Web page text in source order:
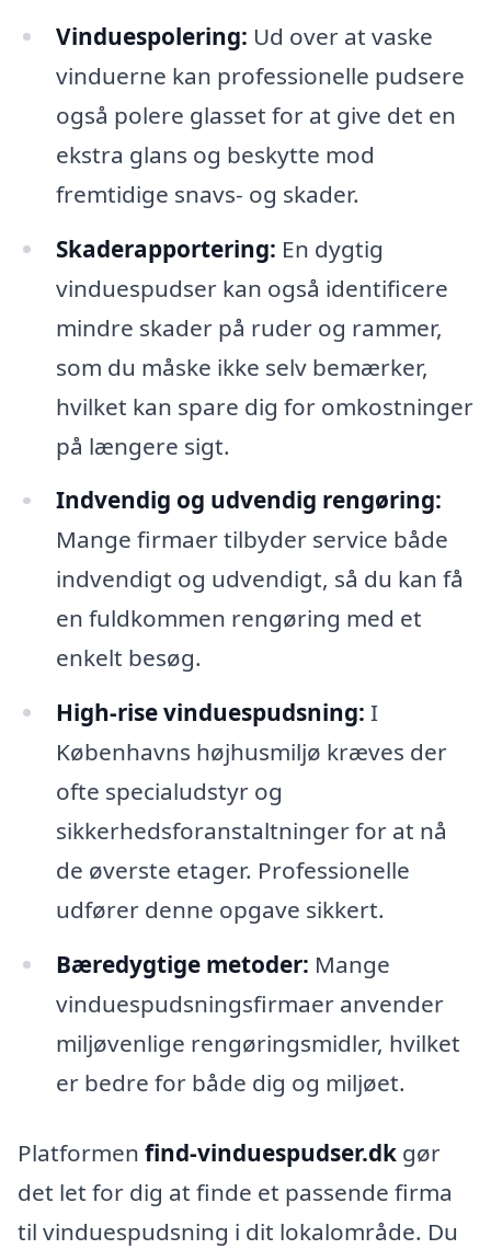
Vinduespolering: Ud over at vaske
vinduerne kan professionelle pudsere
også polere glasset for at give det en
ekstra glans og beskytte mod
fremtidige snavs- og skader.
Skaderapportering: En dygtig
vinduespudser kan også identificere
mindre skader på ruder og rammer,
som du måske ikke selv bemærker,
hvilket kan spare dig for omkostninger
på længere sigt.
Indvendig og udvendig rengøring:
Mange firmaer tilbyder service både
indvendigt og udvendigt, så du kan få
en fuldkommen rengøring med et
enkelt besøg.
High-rise vinduespudsning: I
Københavns højhusmiljø kræves der
ofte specialudstyr og
sikkerhedsforanstaltninger for at nå
de øverste etager. Professionelle
udfører denne opgave sikkert.
Bæredygtige metoder: Mange
vinduespudsningsfirmaer anvender
miljøvenlige rengøringsmidler, hvilket
er bedre for både dig og miljøet.
Platformen find-vinduespudser.dk gør
det let for dig at finde et passende firma
til vinduespudsning i dit lokalområde. Du